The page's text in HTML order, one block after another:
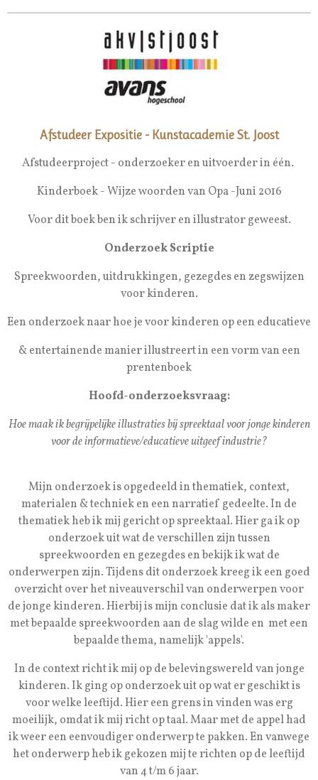
Afstudeer Expositie - Kunstacademie St. Joost
Afstudeerproject - onderzoeker en uitvoerder in één.
Kinderboek - Wijze woorden van Opa -Juni 2016
Voor dit boek ben ik schrijver en illustrator geweest.
Onderzoek Scriptie
Spreekwoorden, uitdrukkingen, gezegdes en zegswijzen
voor kinderen.
Een onderzoek naar hoe je voor kinderen op een educatieve
& entertainende manier illustreert in een vorm van een
prentenboek
Hoofd-onderzoeksvraag:
Hoe maak ik begrijpelijke illustraties bij spreektaal voor jonge kinderen
voor de informatieve/educatieve uitgeef industrie?
Mijn onderzoek is opgedeeld in thematiek, context,
materialen & techniek en een narratief gedeelte. In de
thematiek heb ik mij gericht op spreektaal. Hier ga ik op
onderzoek uit wat de verschillen zijn tussen
spreekwoorden en gezegdes en bekijk ik wat de
onderwerpen zijn. Tijdens dit onderzoek kreeg ik een goed
overzicht over het niveauverschil van onderwerpen voor
de jonge kinderen. Hierbij is mijn conclusie dat ik als maker
met bepaalde spreekwoorden aan de slag wilde en met een
bepaalde thema, namelijk 'appels'.
In de context richt ik mij op de belevingswereld van jonge
kinderen. Ik ging op onderzoek uit op wat er geschikt is
voor welke leeftijd. Hier een grens in vinden was erg
moeilijk, omdat ik mij richt op taal. Maar met de appel had
ik weer een eenvoudiger onderwerp te pakken. En vanwege
het onderwerp heb ik gekozen mij te richten op de leeftijd
van 4 t/m 6 jaar.